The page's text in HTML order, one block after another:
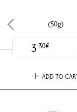
(50g)
3.30€
ADD TO